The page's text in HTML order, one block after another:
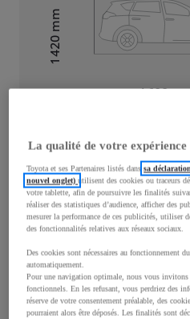
4 600
Hauteur1 420
mm
Largeur
1 782mm
Consommation mixte
Consommation mixte
La qualité de votre expérience
Toyota et ses Partenaires listés danssa
nouvel onglet)utilisent des cookies ou traceurs
votre tablette, afin de poursuivre les finalités
réaliser des statistiques d’audience, afficher des
mesurer la performance de ces publicités, utiliser
des fonctionnalités relatives aux réseaux sociaux.
Des cookies sont nécessaires au fonctionnement
automatiquement.
Pour une navigation optimale, nous vous invitons
fonctionnels. En les refusant, vous perdriez des
réserve de votre consentement préalable, des
pourraient alors être déposés. Les finalités sont